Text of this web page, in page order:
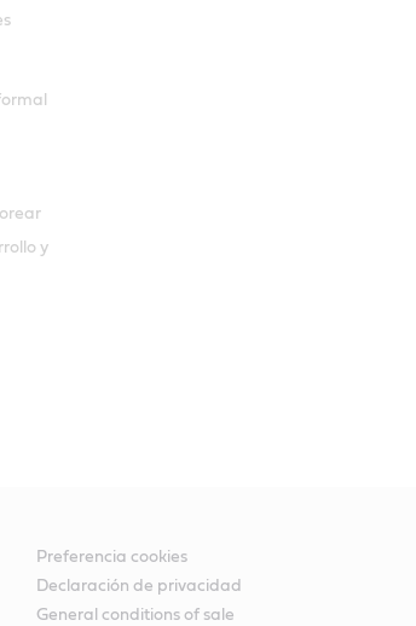
y
Preferencia cookies
Declaración de privacidad
General conditions of sale